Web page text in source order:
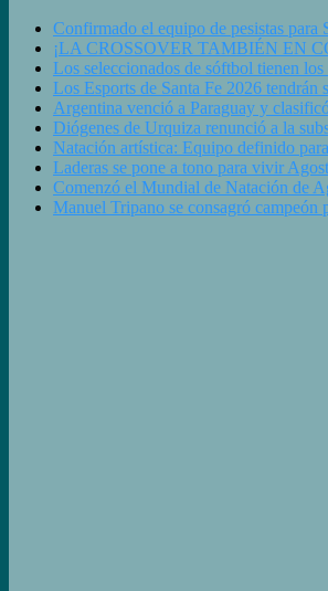
Confirmado el equipo de pesistas para
¡LA CROSSOVER TAMBIÉN EN
Los seleccionados de sóftbol tienen
Los Esports de Santa Fe 2026
Argentina venció a Paraguay y
Diógenes de Urquiza renunció a la
Natación artística: Equipo definido
Laderas se pone a tono para vivir
Comenzó el Mundial de Natación de
Manuel Tripano se consagró campeón